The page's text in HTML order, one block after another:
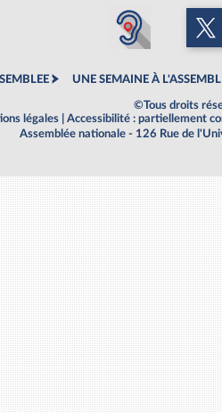
UNE SEMAINE À
©Tous droits
légales
Accessibilité : partiellement
Assemblée nationale - 126 Rue de